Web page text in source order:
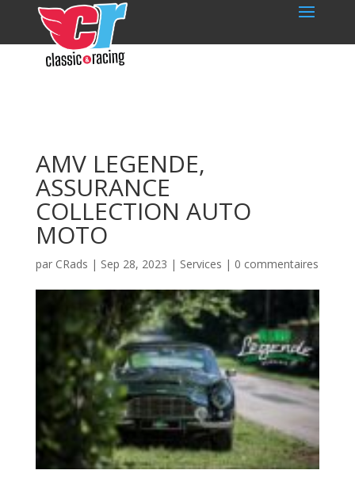
AMV LEGENDE,
ASSURANCE
COLLECTION AUTO
MOTO
par CRads | Sep 28, 2023 | Services | 0 commentaires